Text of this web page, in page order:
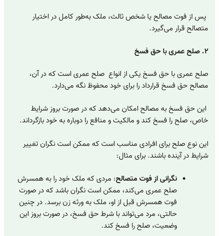
پس از فوت مصالح یا شخص ثالث، ملک به‌طور کامل در اختیار
متصالح قرار می‌گیرد.
۲. صلح عمری با حق فسخ
صلح عمری با حق فسخ یکی از انواع صلح عمری است که در آن،
مصالح حق فسخ قرارداد را برای خود محفوظ نگه می‌دارد.
این حق فسخ به مصالح امکان می‌دهد که در صورت بروز شرایط
خاص، صلح را فسخ کند و مالکیت و منافع را دوباره به خود بازگرداند.
این نوع صلح برای افرادی مناسب است که ممکن است نگران تغییر
شرایط در آینده باشند. برای مثال:
نگرانی از فوت متصالح: مردی که ملک خود را به همسرش
صلح عمری می‌کند، ممکن است نگران باشد که در صورت
فوت همسرش قبل از او، ملک به ورثه زن برسد. در چنین
حالتی، مرد می‌تواند با شرط حق فسخ، در صورت بروز این
وضعیت، صلح را فسخ کند.